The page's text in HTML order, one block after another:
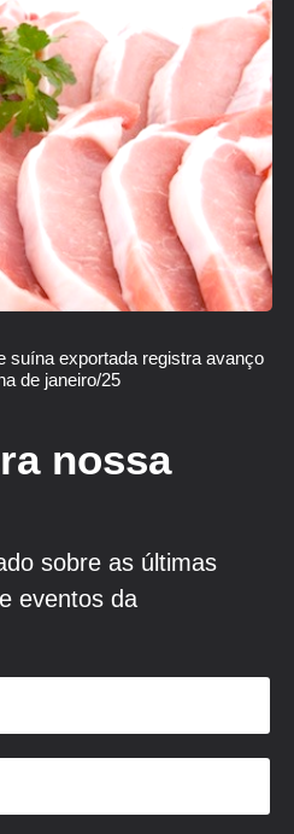
suína exportada registra avanço
de janeiro/25
nossa
sobre as últimas
eventos da